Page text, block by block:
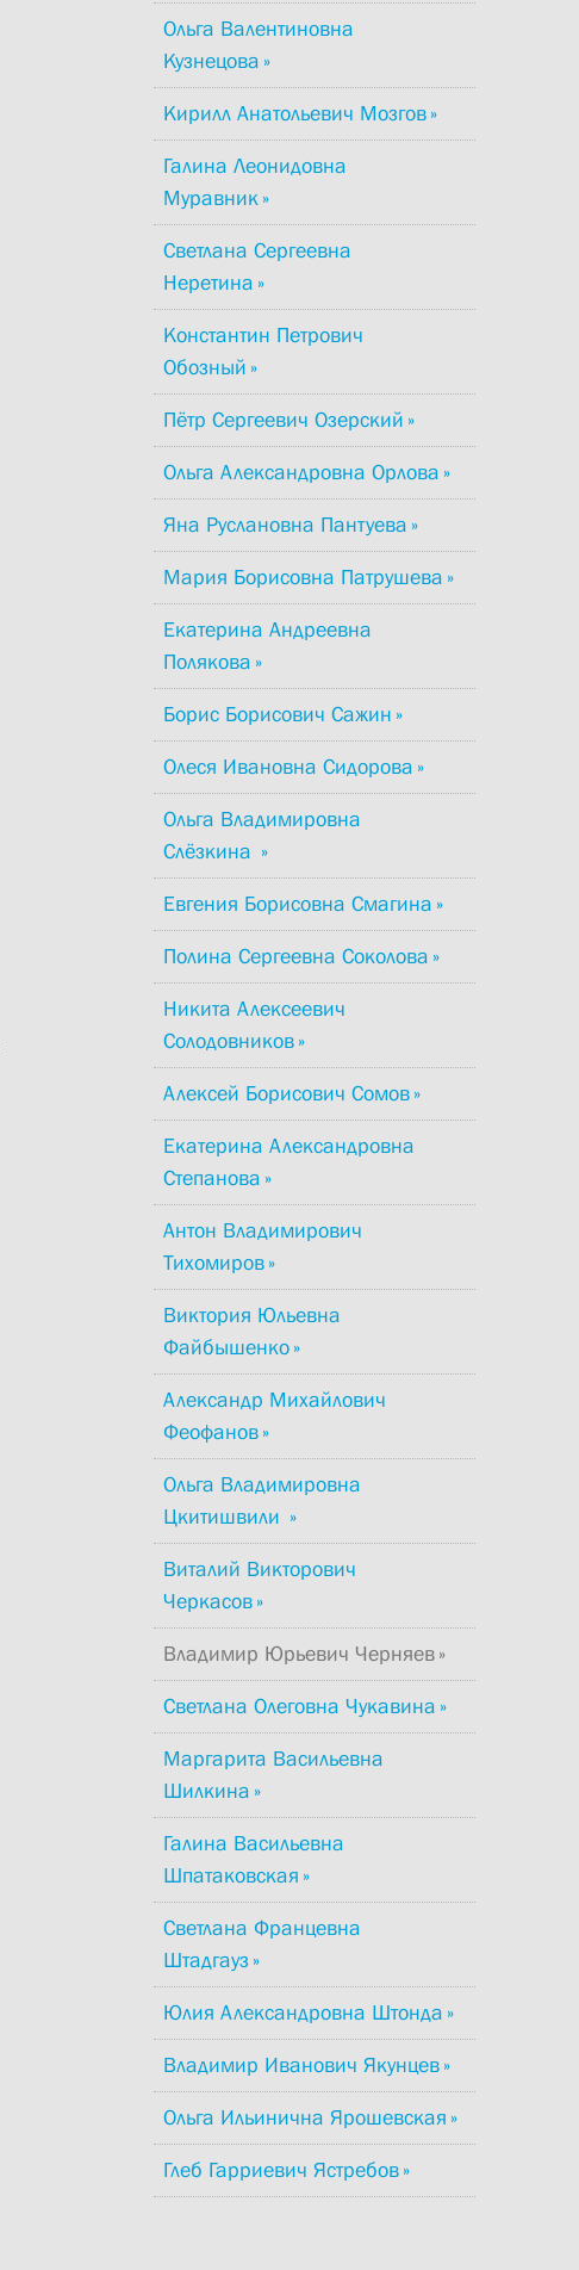
Ольга Валентиновна
Кузнецова
Кирилл Анатольевич Мозгов
Галина Леонидовна
Муравник
Светлана Сергеевна
Неретина
Константин Петрович
Обозный
Пётр Сергеевич Озерский
Ольга Александровна Орлова
Яна Руслановна Пантуева
Мария Борисовна Патрушева
Екатерина Андреевна
Полякова
Борис Борисович Сажин
Олеся Ивановна Сидорова
Ольга Владимировна
Слёзкина
Евгения Борисовна Смагина
Полина Сергеевна Соколова
Никита Алексеевич
Солодовников
Алексей Борисович Сомов
Екатерина Александровна
Степанова
Антон Владимирович
Тихомиров
Виктория Юльевна
Файбышенко
Александр Михайлович
Феофанов
Ольга Владимировна
Цкитишвили
Виталий Викторович
Черкасов
Владимир Юрьевич Черняев
Светлана Олеговна Чукавина
Маргарита Васильевна
Шилкина
Галина Васильевна
Шпатаковская
Светлана Францевна
Штадгауз
Юлия Александровна Штонда
Владимир Иванович Якунцев
Ольга Ильинична Ярошевская
Глеб Гарриевич Ястребов